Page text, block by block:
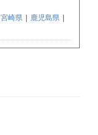
宮崎県 | 鹿児島県 |